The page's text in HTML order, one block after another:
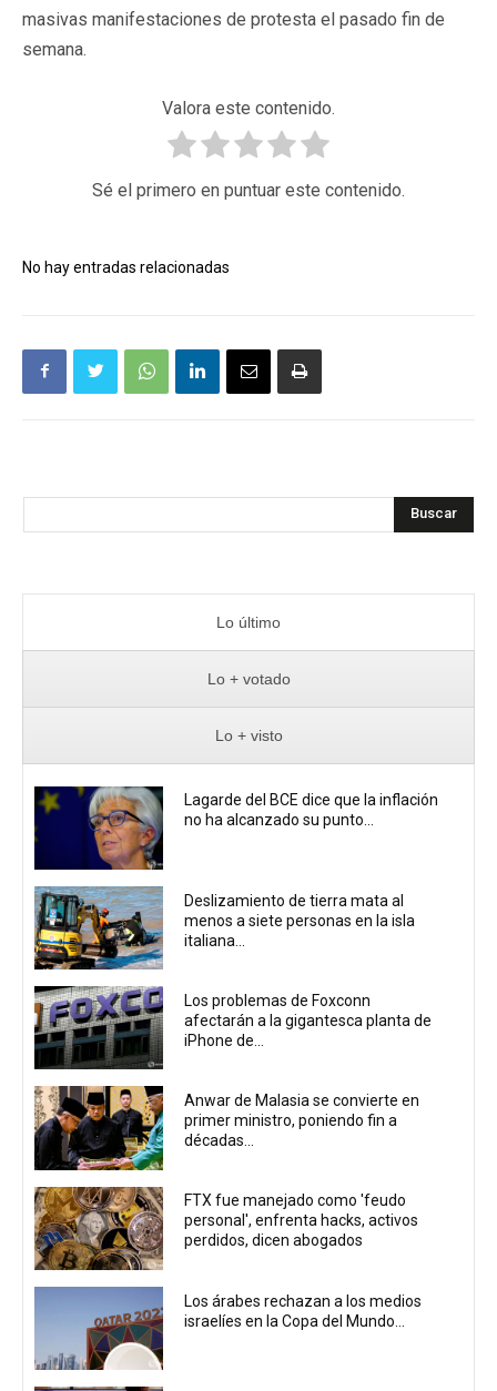
masivas manifestaciones de protesta el pasado fin de
semana.
Valora este contenido.
Sé el primero en puntuar este contenido.
No hay entradas relacionadas
Buscar
Lo último
Lo + votado
Lo + visto
Lagarde del BCE dice que la inflación
no ha alcanzado su punto...
Deslizamiento de tierra mata al
menos a siete personas en la isla
italiana...
Los problemas de Foxconn
afectarán a la gigantesca planta de
iPhone de...
Anwar de Malasia se convierte en
primer ministro, poniendo fin a
décadas...
FTX fue manejado como 'feudo
personal', enfrenta hacks, activos
perdidos, dicen abogados
Los árabes rechazan a los medios
israelíes en la Copa del Mundo...